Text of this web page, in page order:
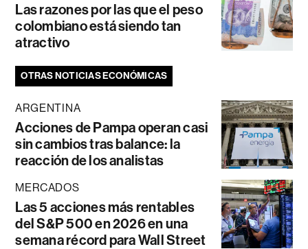
Las razones por las que el peso
colombiano está siendo tan
atractivo
OTRAS NOTICIAS ECONÓMICAS
ARGENTINA
Acciones de Pampa operan casi
sin cambios tras balance: la
reacción de los analistas
MERCADOS
Las 5 acciones más rentables
del S&P 500 en 2026 en una
semana récord para Wall Street